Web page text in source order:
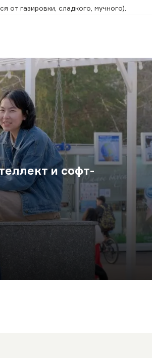
от газировки, сладкого, мучного).
и софт-